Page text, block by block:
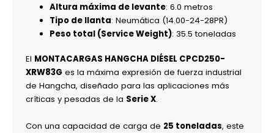
Altura máxima de levante: 6.0 metros
Tipo de llanta: Neumática (14.00-24-28PR)
Peso total (Service Weight): 35.5 toneladas
El MONTACARGAS HANGCHA DIÉSEL CPCD250-
XRW83G es la máxima expresión de fuerza industrial
de Hangcha, diseñado para las aplicaciones más
críticas y pesadas de la Serie X.
Con una capacidad de carga de 25 toneladas, este